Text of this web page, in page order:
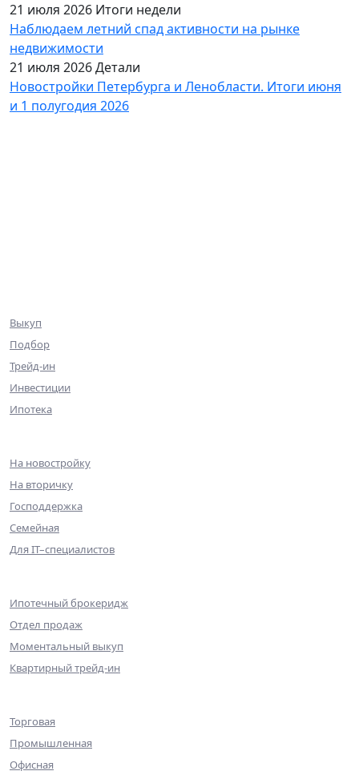
21 июля 2026 Итоги недели
Наблюдаем летний спад активности на рынке
недвижимости
21 июля 2026Детали
Новостройки Петербурга и Ленобласти. Итоги июня
и 1 полугодия 2026
Выкуп
Подбор
Трейд-ин
Инвестиции
Ипотека
На новостройку
На вторичку
Господдержка
Семейная
Для IT–специалистов
Ипотечный брокеридж
Отдел продаж
Моментальный выкуп
Квартирный трейд-ин
Торговая
Промышленная
Офисная